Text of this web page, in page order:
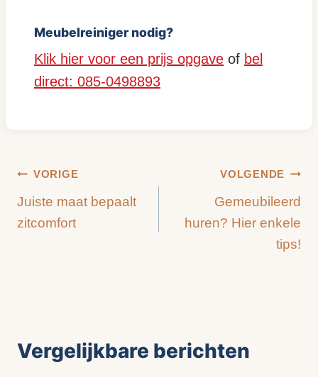
Meubelreiniger nodig?
Klik hier voor een prijs opgave of bel
direct: 085-0498893
Bericht
navigatie
VORIGE
Juiste maat bepaalt
zitcomfort
VOLGENDE
Gemeubileerd
huren? Hier enkele
tips!
Vergelijkbare berichten